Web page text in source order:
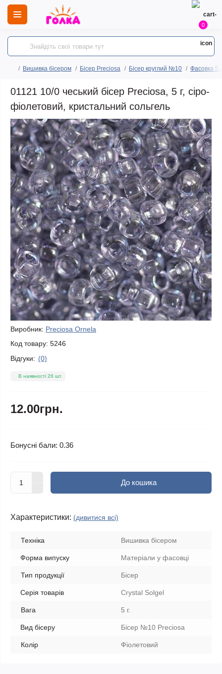
0
Вишивка бісером Бісер Preciosa Бісер круглий №10 Фасовка 5
01121 10/0 чеський бісер Preciosa, 5 г, сіро-
фіолетовий, кристальний сольгель
Виробник: Preciosa Ornela
Код товару: 5246
Відгуки: (0)
В наявності 26 шт.
12.00грн.
Бонусні бали: 0.36
До кошика
Характеристики: (дивитися всі)
Техніка Вишивка бісером
Форма випуску Матеріали у фасовці
Тип продукції Бісер
Серія товарів Crystal Solgel
Вага 5 г.
Вид бісеру Бісер №10 Preciosa
Колір Фіолетовий